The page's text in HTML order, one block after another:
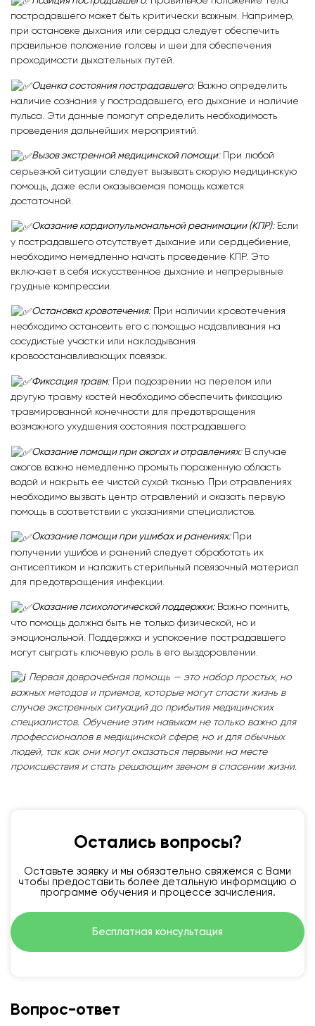
пострадавшего может быть критически важным. Например,
при остановке дыхания или сердца следует обеспечить
правильное положение головы и шеи для обеспечения
проходимости дыхательных путей.
Оценка состояния пострадавшего:Важно определить
наличие сознания у пострадавшего, его дыхание и наличие
пульса. Эти данные помогут определить необходимость
проведения дальнейших мероприятий.
Вызов экстренной медицинской помощи:При любой
серьезной ситуации следует вызывать скорую медицинскую
помощь, даже если оказываемая помощь кажется
достаточной.
Оказание кардиопульмональной реанимации (КПР):Если
у пострадавшего отсутствует дыхание или сердцебиение,
необходимо немедленно начать проведение КПР. Это
включает в себя искусственное дыхание и непрерывные
грудные компрессии.
Остановка кровотечения:При наличии кровотечения
необходимо остановить его с помощью надавливания на
сосудистые участки или накладывания
кровоостанавливающих повязок.
Фиксация травм:При подозрении на перелом или
другую травму костей необходимо обеспечить фиксацию
травмированной конечности для предотвращения
возможного ухудшения состояния пострадавшего.
Оказание помощи при ожогах и отравлениях:В случае
ожогов важно немедленно промыть пораженную область
водой и накрыть ее чистой сухой тканью. При отравлениях
необходимо вызвать центр отравлений и оказать первую
помощь в соответствии с указаниями специалистов.
Оказание помощи при ушибах и ранениях:
При
получении ушибов и ранений следует обработать их
антисептиком и наложить стерильный повязочный материал
для предотвращения инфекции.
Оказание психологической поддержки: Важно помнить,
что помощь должна быть не только физической, но и
эмоциональной. Поддержка и успокоение пострадавшего
могут сыграть ключевую роль в его выздоровлении.
Первая доврачебная помощь — это набор простых, но
важных методов и приемов, которые могут спасти жизнь в
случае экстренных ситуаций до прибытия медицинских
специалистов. Обучение этим навыкам не только важно для
профессионалов в медицинской сфере, но и для обычных
людей, так как они могут оказаться первыми на месте
происшествия и стать решающим звеном в спасении жизни.
Остались вопросы?
Оставьте заявку и мы обязательно свяжемся с Вами
чтобы предоставить более детальную информацию о
программе обучения и процессе зачисления.
Бесплатная консультация
Вопрос-ответ